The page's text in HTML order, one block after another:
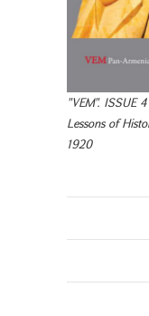
"VEM". ISSUE
Lessons of
1920